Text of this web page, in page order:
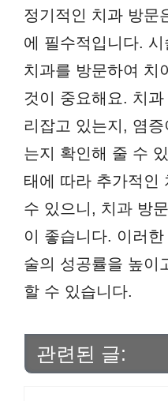
정기적인 치과 방문
에 필수적입니다.
치과를 방문하여 치
것이 중요해요. 치
리잡고 있는지, 염
는지 확인해 줄 수
태에 따라 추가적인
수 있으니, 치과 방
이 좋습니다. 이러
술의 성공률을 높이
할 수 있습니다.
관련된 글: